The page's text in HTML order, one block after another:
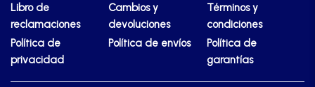
Libro de
reclamaciones
Cambios y
devoluciones
Términos y
condiciones
Política de
privacidad
Política de envíos
Política de
garantías